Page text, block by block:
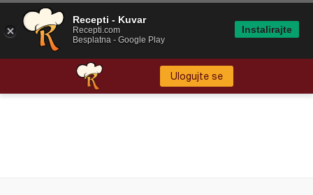
Ulogujte se
Recepti - Kuvar
Recepti.com
Besplatna - Google Play
Instalirajte